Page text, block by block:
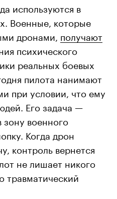
используются в
Военные, которые
дронами, получают
психического
реальных боевых
пилота нанимают
при условии, что ему
Его задача —
зону военного
Когда дрон
контроль вернется
не лишает никого
травматический